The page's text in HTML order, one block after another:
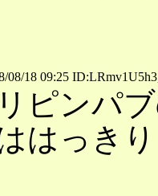
08/18 09:25
ピンパ
はっき